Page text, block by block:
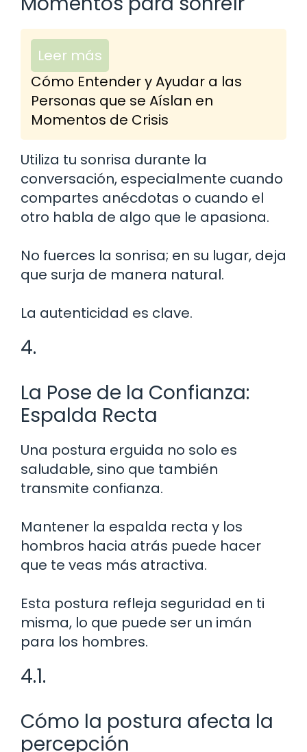
Leer más
Cómo Entender y Ayudar a las
Personas que se Aíslan en
Momentos de Crisis
Utiliza tu sonrisa durante la
conversación, especialmente cuando
compartes anécdotas o cuando el
otro habla de algo que le apasiona.
No fuerces la sonrisa; en su lugar, deja
que surja de manera natural.
La autenticidad es clave.
4.
La Pose de la Confianza:
Espalda Recta
Una postura erguida no solo es
saludable, sino que también
transmite confianza.
Mantener la espalda recta y los
hombros hacia atrás puede hacer
que te veas más atractiva.
Esta postura refleja seguridad en ti
misma, lo que puede ser un imán
para los hombres.
4.1.
Cómo la postura afecta la
percepción